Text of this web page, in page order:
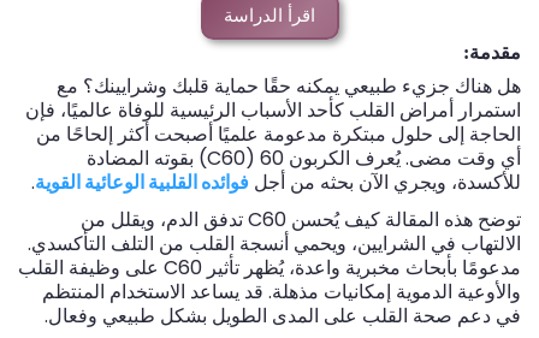
اقرأ الدراسة
مقدمة:
هل هناك جزيء طبيعي يمكنه حقًا حماية قلبك وشرايينك؟ مع
استمرار أمراض القلب كأحد الأسباب الرئيسية للوفاة عالميًا، فإن
الحاجة إلى حلول مبتكرة مدعومة علميًا أصبحت أكثر إلحاحًا من
أي وقت مضى. يُعرف الكربون 60 (C60) بقوته المضادة
للأكسدة، ويجري الآن بحثه من أجل فوائده القلبية الوعائية القوية.
توضح هذه المقالة كيف يُحسن C60 تدفق الدم، ويقلل من
الالتهاب في الشرايين، ويحمي أنسجة القلب من التلف التأكسدي.
مدعومًا بأبحاث مخبرية واعدة، يُظهر تأثير C60 على وظيفة القلب
والأوعية الدموية إمكانيات مذهلة. قد يساعد الاستخدام المنتظم
في دعم صحة القلب على المدى الطويل بشكل طبيعي وفعال.